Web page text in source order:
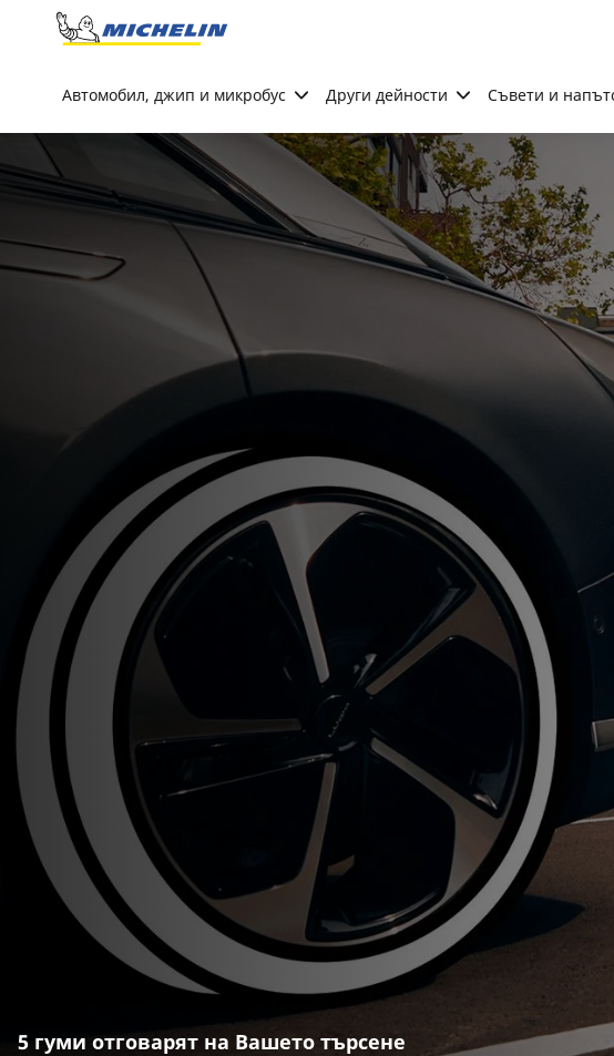
Go to page content
Автомобил, джип и микробус Други дейности Съвети и
5 гуми отговарят на Вашето търсене